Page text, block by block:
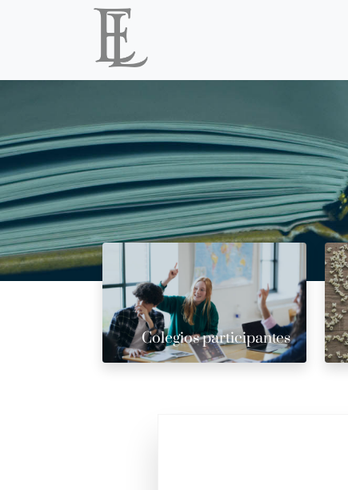
Colegios participantes